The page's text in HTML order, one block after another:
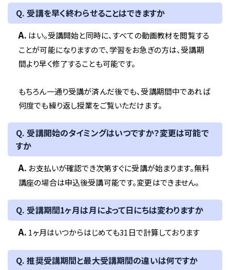
Q. 受講を早く終わらせることはできますか
A. はい。受講開始と同時に、すべての動画教材を閲覧する
ことが可能になりますので、学習をお急ぎの方は、受講期
間より早く修了することも可能です。
もちろん一通り受講が済んだ後でも、受講期間中であれば
何度でも繰り返し授業をご覧いただけます。
Q. 受講開始のタイミングはいつですか？変更は可能で
すか
A. お支払いが確認でき次第すぐに受講が始まります。無料
講座の場合は申込後受講可能です。変更はできません。
Q. 受講期間1ヶ月は月によって日にちは変わりますか
A. 1ヶ月はいつからはじめても31日で計算しております
Q. 推奨受講期間と最大受講期間の違いは何ですか